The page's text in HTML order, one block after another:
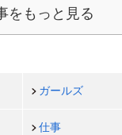
をもっと見る
ガールズ
仕事